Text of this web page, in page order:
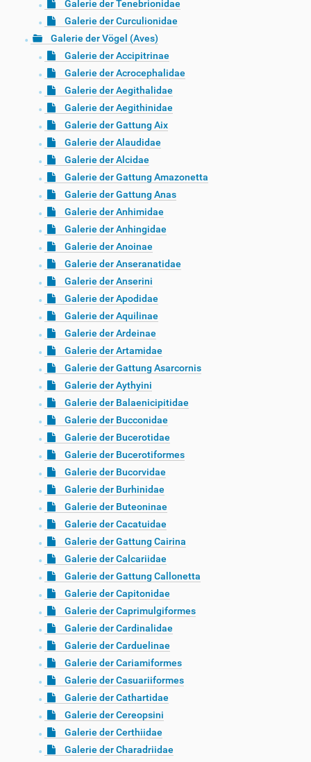
Galerie der Tenebrionidae
Galerie der Curculionidae
Galerie der Vögel (Aves)
Galerie der Accipitrinae
Galerie der Acrocephalidae
Galerie der Aegithalidae
Galerie der Aegithinidae
Galerie der Gattung Aix
Galerie der Alaudidae
Galerie der Alcidae
Galerie der Gattung Amazonetta
Galerie der Gattung Anas
Galerie der Anhimidae
Galerie der Anhingidae
Galerie der Anoinae
Galerie der Anseranatidae
Galerie der Anserini
Galerie der Apodidae
Galerie der Aquilinae
Galerie der Ardeinae
Galerie der Artamidae
Galerie der Gattung Asarcornis
Galerie der Aythyini
Galerie der Balaenicipitidae
Galerie der Bucconidae
Galerie der Bucerotidae
Galerie der Bucerotiformes
Galerie der Bucorvidae
Galerie der Burhinidae
Galerie der Buteoninae
Galerie der Cacatuidae
Galerie der Gattung Cairina
Galerie der Calcariidae
Galerie der Gattung Callonetta
Galerie der Capitonidae
Galerie der Caprimulgiformes
Galerie der Cardinalidae
Galerie der Carduelinae
Galerie der Cariamiformes
Galerie der Casuariiformes
Galerie der Cathartidae
Galerie der Cereopsini
Galerie der Certhiidae
Galerie der Charadriidae